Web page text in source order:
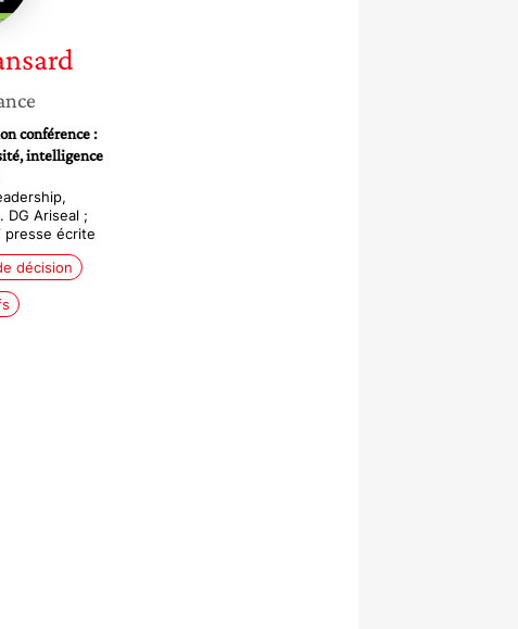
conférence :
intelligence
DG Ariseal ;
presse écrite
décision